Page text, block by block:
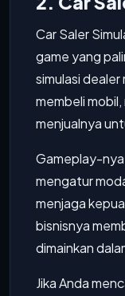
Car Saler
game yang
simulasi dealer
membeli mobil,
menjualnya
Gameplay-nya
mengatur
menjaga
bisnisnya
dimainkan
Jika Anda